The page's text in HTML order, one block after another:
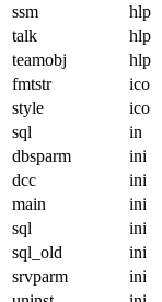
ssm
hlp
talk
hlp
teamobj
hlp
fmtstr
ico
style
ico
sql
in
dbsparm
ini
dcc
ini
main
ini
sql
ini
sql_old
ini
srvparm
ini